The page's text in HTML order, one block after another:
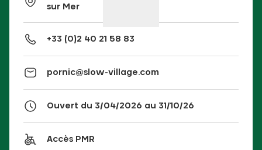
sur Mer
+33 (0)2 40 21 58 83
pornic@slow-village.com
Ouvert du 3/04/2026 au 31/10/26
Accès PMR